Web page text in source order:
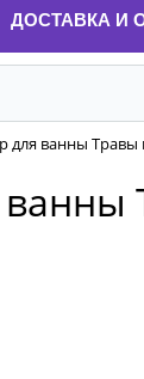
ДОСТАВКА И
для ванны Травы